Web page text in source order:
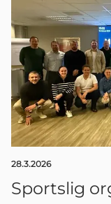
28.3.2026
Sportslig